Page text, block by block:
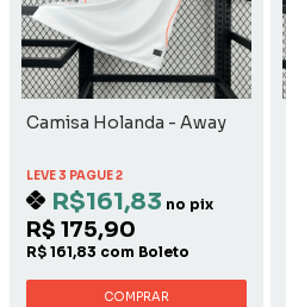
Camisa Holanda - Away
LEVE 3 PAGUE 2
R$161,83 no pix
R$ 175,90
R$ 161,83 com Boleto
COMPRAR